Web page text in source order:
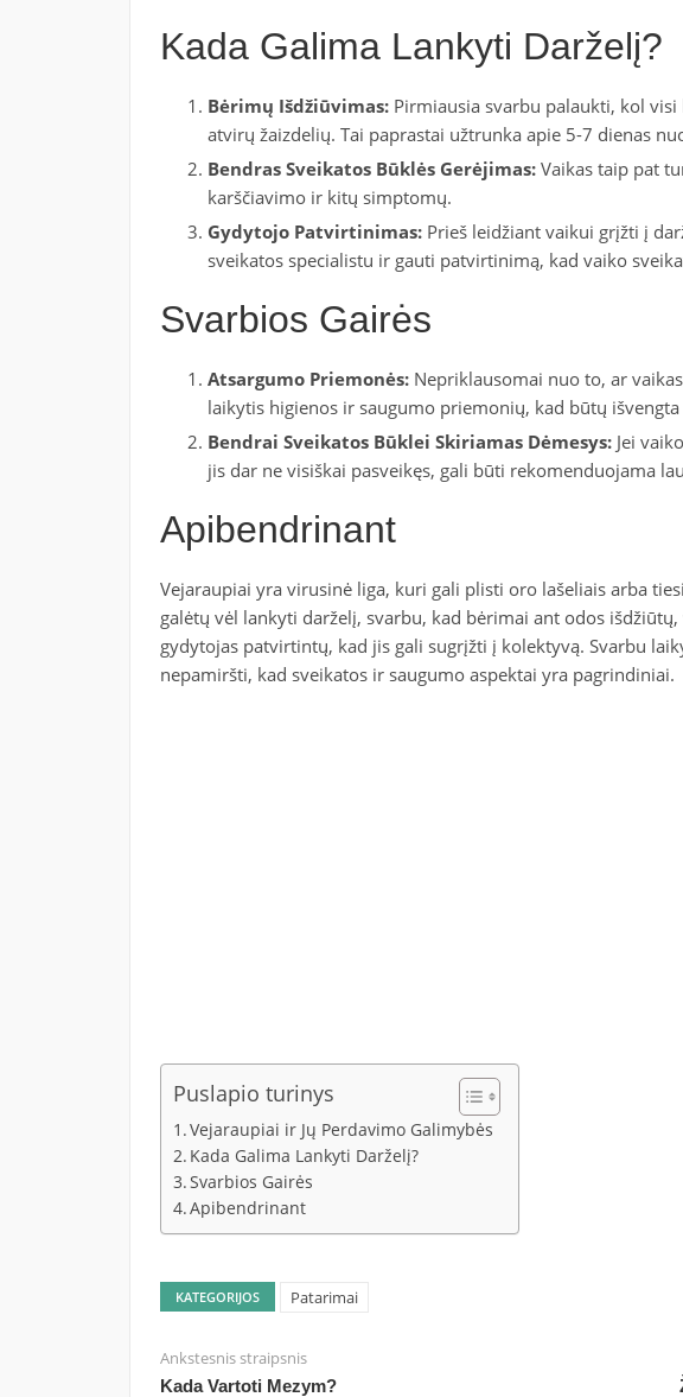
Kada Galima Lankyti Darželį?
Bėrimų Išdžiūvimas:Pirmiausia svarbu palaukti, kol
atvirų žaizdelių. Tai paprastai užtrunka apie 5-7 dienas
Bendras Sveikatos Būklės Gerėjimas:Vaikas taip pat
karščiavimo ir kitų simptomų.
Gydytojo Patvirtinimas:Prieš leidžiant vaikui grįžti į
sveikatos specialistu ir gauti patvirtinimą, kad vaiko
Svarbios Gairės
Atsargumo Priemonės:Nepriklausomai nuo to, ar
laikytis higienos ir saugumo priemonių, kad būtų
Bendrai Sveikatos Būklei Skiriamas Dėmesys:Jei
jis dar ne visiškai pasveikęs, gali būti rekomenduojama
Apibendrinant
Vejaraupiai yra virusinė liga, kuri gali plisti oro lašeliais arba
galėtų vėl lankyti darželį, svarbu, kad bėrimai ant odos
gydytojas patvirtintų, kad jis gali sugrįžti į kolektyvą. Svarbu
nepamiršti, kad sveikatos ir saugumo aspektai yra pagrindiniai.
Puslapio turinys
Vejaraupiai ir Jų Perdavimo Galimybės
Kada Galima Lankyti Darželį?
Svarbios Gairės
Apibendrinant
KATEGORIJOS Patarimai
Ankstesnis straipsnis
Kada Vartoti Mezym?